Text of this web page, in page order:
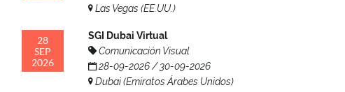
Las Vegas (EE.UU.)
28
SEP
2026
SGI Dubai Virtual
Comunicación Visual
28-09-2026 / 30-09-2026
Dubai (Emiratos Árabes Unidos)